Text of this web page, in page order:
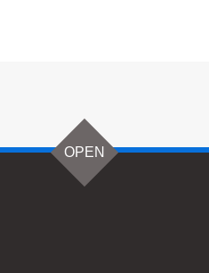
OPEN